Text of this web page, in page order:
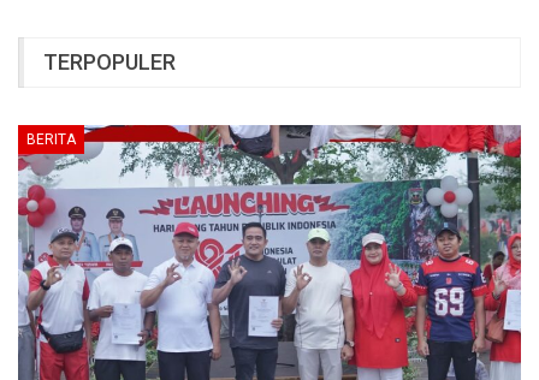
TERPOPULER
BERITA